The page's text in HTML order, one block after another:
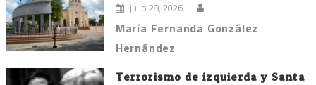
julio 28, 2026
María Fernanda González
Hernández
Terrorismo de izquierda y Santa